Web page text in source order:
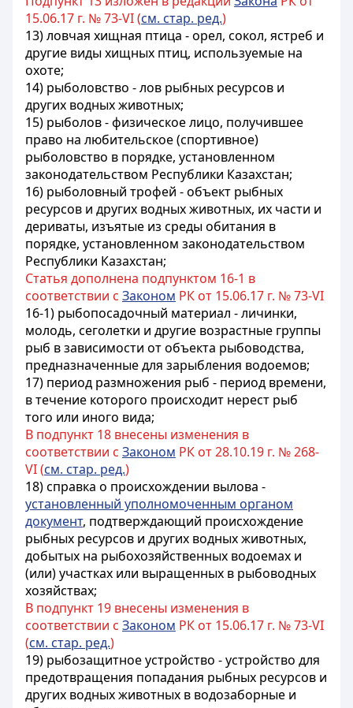
15.06.17 г. № 73-VI (см. стар. ред.)
13) ловчая хищная птица - орел, сокол, ястреб и
другие виды хищных птиц, используемые на
охоте;
14) рыболовство - лов рыбных ресурсов и
других водных животных;
15) рыболов - физическое лицо, получившее
право на любительское (спортивное)
рыболовство в порядке, установленном
законодательством Республики Казахстан;
16) рыболовный трофей - объект рыбных
ресурсов и других водных животных, их части и
дериваты, изъятые из среды обитания в
порядке, установленном законодательством
Республики Казахстан;
Статья дополнена подпунктом 16-1 в
соответствии с Законом РК от 15.06.17 г. № 73-VI
16-1) рыбопосадочный материал - личинки,
молодь, сеголетки и другие возрастные группы
рыб в зависимости от объекта рыбоводства,
предназначенные для зарыбления водоемов;
17) период размножения рыб - период времени,
в течение которого происходит нерест рыб
того или иного вида;
В подпункт 18 внесены изменения в
соответствии с Законом РК от 28.10.19 г. № 268-
VI (см. стар. ред.)
18) справка о происхождении вылова -
установленный уполномоченным органом
документ, подтверждающий происхождение
рыбных ресурсов и других водных животных,
добытых на рыбохозяйственных водоемах и
(или) участках или выращенных в рыбоводных
хозяйствах;
В подпункт 19 внесены изменения в
соответствии с Законом РК от 15.06.17 г. № 73-VI
(см. стар. ред.)
19) рыбозащитное устройство - устройство для
предотвращения попадания рыбных ресурсов и
других водных животных в водозаборные и